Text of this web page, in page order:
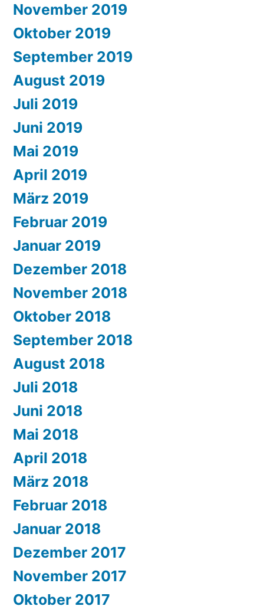
November 2019
Oktober 2019
September 2019
August 2019
Juli 2019
Juni 2019
Mai 2019
April 2019
März 2019
Februar 2019
Januar 2019
Dezember 2018
November 2018
Oktober 2018
September 2018
August 2018
Juli 2018
Juni 2018
Mai 2018
April 2018
März 2018
Februar 2018
Januar 2018
Dezember 2017
November 2017
Oktober 2017